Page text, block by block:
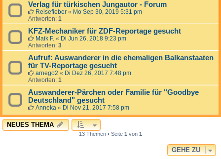
Verlag für türkischen Jungautor - Forum
Reisefieber « Mo Sep 30, 2019 5:31 pm
Antworten: 1
KFZ-Mechaniker für ZDF-Reportage gesucht
Maik F. « Di Jun 26, 2018 9:23 pm
Antworten: 3
Aufruf: Auswanderer in die ehemaligen Balkanstaaten
für TV-Reportage gesucht
arnego2 « Di Dez 26, 2017 7:48 pm
Antworten: 1
Auswanderer-Pärchen oder Familie für "Goodbye
Deutschland" gesucht
Anneka « Di Nov 21, 2017 7:58 pm
NEUES THEMA
13 Themen • Seite 1 von 1
GEHE ZU